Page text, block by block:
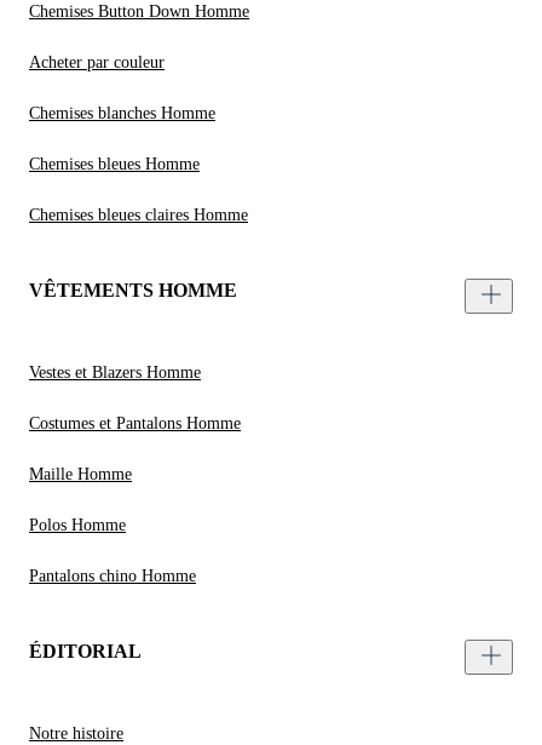
Chemises Button Down Homme
Acheter par couleur
Chemises blanches Homme
Chemises bleues Homme
Chemises bleues claires Homme
VÊTEMENTS HOMME
Vestes et Blazers Homme
Costumes et Pantalons Homme
Maille Homme
Polos Homme
Pantalons chino Homme
ÉDITORIAL
Notre histoire